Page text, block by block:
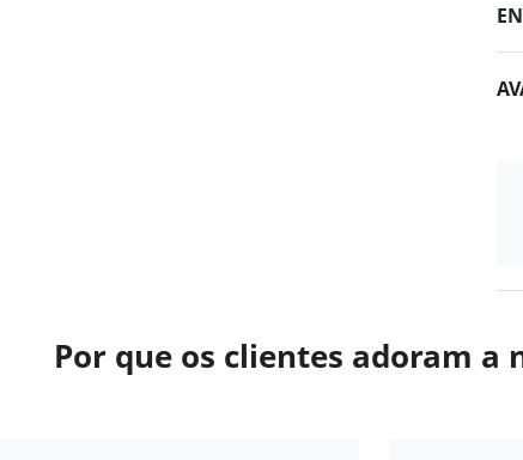
Por que os clientes adoram a